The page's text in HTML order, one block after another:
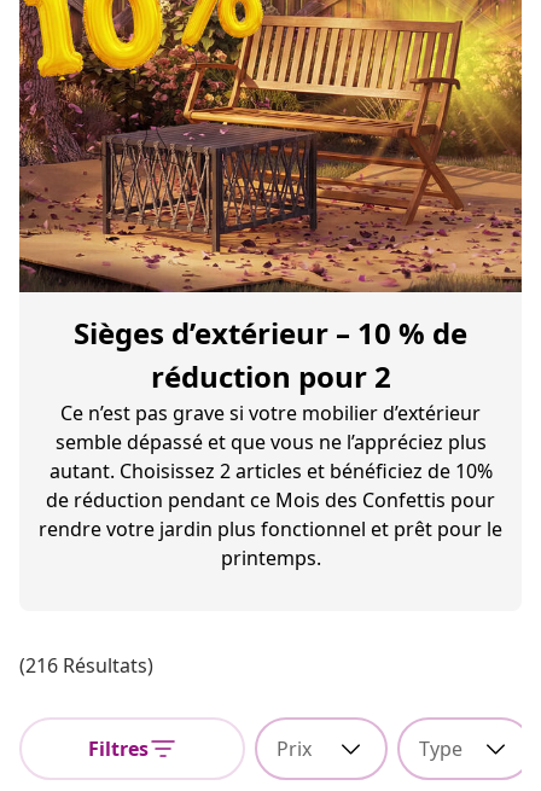
Sièges d’extérieur – 10 % de
réduction pour 2
Ce n’est pas grave si votre mobilier d’extérieur
semble dépassé et que vous ne l’appréciez plus
autant. Choisissez 2 articles et bénéficiez de 10%
de réduction pendant ce Mois des Confettis pour
rendre votre jardin plus fonctionnel et prêt pour le
printemps.
(216 Résultats)
Filtres Prix Type